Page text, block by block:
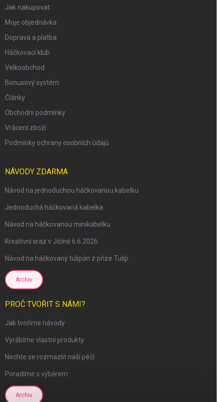
Jak nakupovat
Moje objednávka
Doprava a platba
Háčkovací klub
Velkoobchod
Bonusový systém
Články
Obchodní podmínky
Vrácení zboží
Podmínky ochrany osobních údajů
NÁVODY ZDARMA
Návod na jednoduchou háčkovanou kabelku
Jednoduchá háčkovaná kabelka
Návod na háčkovanou minikabelku
Kreativní sraz v Jičíně 6.6.2026
Návod na háčkovaný tulipán z příze Tulip
Archiv
PROČ TVOŘIT S NÁMI?
Jak tvoříme návody
Vyrábíme vlastní produkty
Nechte se rozmazlit naší péčí
Poradíme s výběrem
Archiv